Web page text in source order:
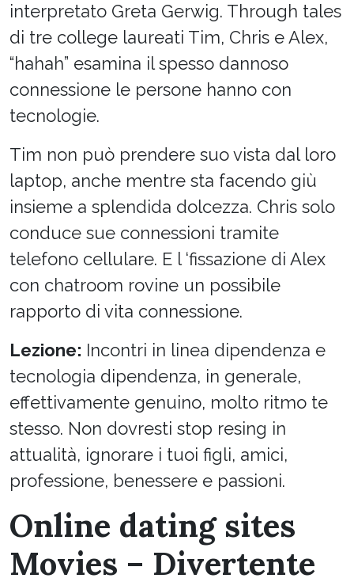
interpretato Greta Gerwig. Through tales
di tre college laureati Tim, Chris e Alex,
“hahah” esamina il spesso dannoso
connessione le persone hanno con
tecnologie.
Tim non può prendere suo vista dal loro
laptop, anche mentre sta facendo giù
insieme a splendida dolcezza. Chris solo
conduce sue connessioni tramite
telefono cellulare. E l ‘fissazione di Alex
con chatroom rovine un possibile
rapporto di vita connessione.
Lezione: Incontri in linea dipendenza e
tecnologia dipendenza, in generale,
effettivamente genuino, molto ritmo te
stesso. Non dovresti stop resing in
attualità, ignorare i tuoi figli, amici,
professione, benessere e passioni.
Online dating sites
Movies – Divertente